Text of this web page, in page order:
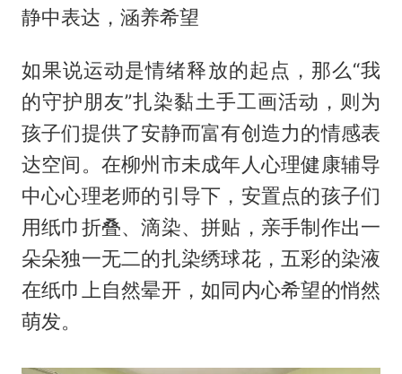
静中表达，涵养希望
如果说运动是情绪释放的起点，那么“我
的守护朋友”扎染黏土手工画活动，则为
孩子们提供了安静而富有创造力的情感表
达空间。在柳州市未成年人心理健康辅导
中心心理老师的引导下，安置点的孩子们
用纸巾折叠、滴染、拼贴，亲手制作出一
朵朵独一无二的扎染绣球花，五彩的染液
在纸巾上自然晕开，如同内心希望的悄然
萌发。